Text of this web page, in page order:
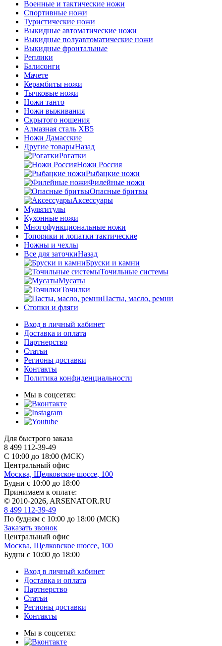
Военные и тактические ножи
Спортивные ножи
Туристические ножи
Выкидные автоматические ножи
Выкидные полуавтоматические ножи
Выкидные фронтальные
Реплики
Балисонги
Мачете
Керамбиты ножи
Тычковые ножи
Ножи танто
Ножи выживания
Скрытого ношения
Алмазная сталь ХВ5
Ножи Дамасские
Другие товарыНазад
Рогатки
Ножи Россия
Рыбацкие ножи
Филейные ножи
Опасные бритвы
Аксессуары
Мультитулы
Кухонные ножи
Многофункциональные ножи
Топорики и лопатки тактические
Ножны и чехлы
Все для заточкиНазад
Бруски и камни
Точильные системы
Мусаты
Точилки
Пасты, масло, ремни
Стопки и фляги
Вход в личный кабинет
Доставка и оплата
Партнерство
Статьи
Регионы доставки
Контакты
Политика конфиденциальности
Мы в соцсетях:
Для быстрого заказа
8 499 112-39-49
С 10:00 до 18:00 (МСК)
Центральный офис
Москва, Щелковское шоссе, 100
Будни с 10:00 до 18:00
Принимаем к оплате:
© 2010-2026, ARSENATOR.RU
8 499 112-39-49
По будням с 10:00 до 18:00 (МСК)
Заказать звонок
Центральный офис
Москва, Щелковское шоссе, 100
Будни с 10:00 до 18:00
Вход в личный кабинет
Доставка и оплата
Партнерство
Статьи
Регионы доставки
Контакты
Мы в соцсетях: